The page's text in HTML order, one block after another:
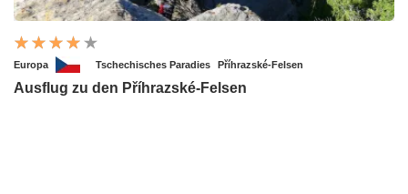
Europa Tschechisches Paradies Příhrazské-Felsen
Ausflug zu den Příhrazské-Felsen